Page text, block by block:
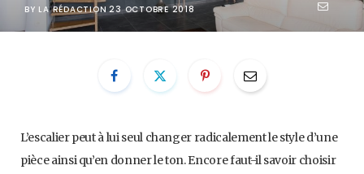
BY LA RÉDACTION 23 OCTOBRE 2018
L’escalier peut à lui seul changer radicalement le style d’une
pièce ainsi qu’en donner le ton. Encore faut-il savoir choisir